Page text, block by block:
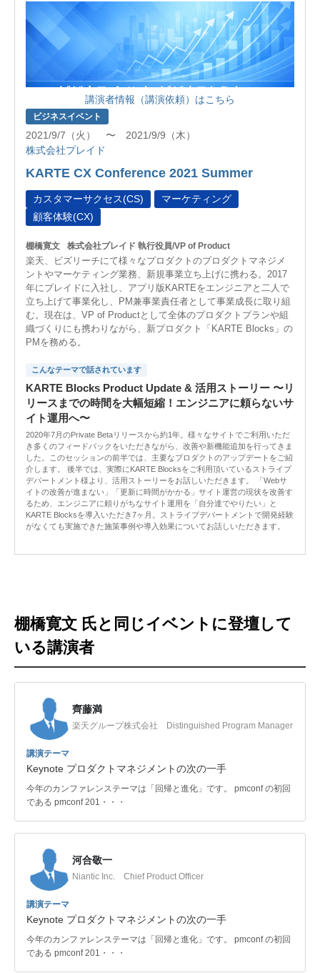
講演者情報（講演依頼）はこちら
ビジネスイベント
2021/9/7（火） 〜 2021/9/9（木）
株式会社プレイド
KARTE CX Conference 2021 Summer
カスタマーサクセス(CS)
マーケティング
顧客体験(CX)
棚橋寛文 株式会社プレイド 執行役員/VP of Product
楽天、ビズリーチにて様々なプロダクトのプロダクトマネジメ
ントやマーケティング業務、新規事業立ち上げに携わる。2017
年にプレイドに入社し、アプリ版KARTEをエンジニアと二人で
立ち上げて事業化し、PM兼事業責任者として事業成長に取り組
む。現在は、VP of Productとして全体のプロダクトプランや組
織づくりにも携わりながら、新プロダクト「KARTE Blocks」の
PMを務める。
こんなテーマで話されています
KARTE Blocks Product Update & 活用ストーリー 〜リ
リースまでの時間を大幅短縮！エンジニアに頼らないサ
イト運用へ〜
2020年7月のPrivate Betaリリースから約1年。様々なサイトでご利用いただ
き多くのフィードバックをいただきながら、改善や新機能追加を行ってきま
した。このセッションの前半では、主要なプロダクトのアップデートをご紹
介します。 後半では、実際にKARTE Blocksをご利用頂いているストライプ
デパートメント様より、活用ストーリーをお話しいただきます。 「Webサ
イトの改善が進まない」「更新に時間がかかる」サイト運営の現状を改善す
るため、エンジニアに頼りがちなサイト運用を「自分達でやりたい」と
KARTE Blocksを導入いただき7ヶ月。ストライプデパートメントで開発経験
がなくても実施できた施策事例や導入効果についてお話しいただきます。
棚橋寛文 氏と同じイベントに登壇して
いる講演者
齊藤満
楽天グループ株式会社 Distinguished Program Manager
講演テーマ
Keynote プロダクトマネジメントの次の一手
今年のカンファレンステーマは「回帰と進化」です。 pmconf の初回
である pmconf 201・・・
河合敬一
Niantic Inc. Chief Product Officer
講演テーマ
Keynote プロダクトマネジメントの次の一手
今年のカンファレンステーマは「回帰と進化」です。 pmconf の初回
である pmconf 201・・・